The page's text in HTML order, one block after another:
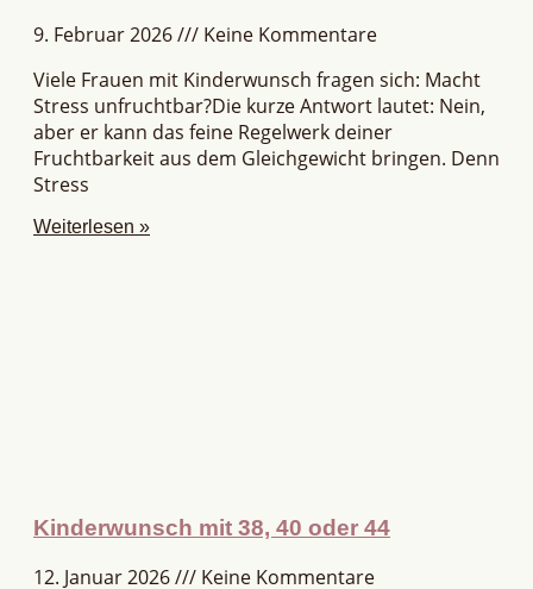
9. Februar 2026
Keine Kommentare
Viele Frauen mit Kinderwunsch fragen sich: Macht
Stress unfruchtbar?Die kurze Antwort lautet: Nein,
aber er kann das feine Regelwerk deiner
Fruchtbarkeit aus dem Gleichgewicht bringen. Denn
Stress
Weiterlesen »
Kinderwunsch mit 38, 40 oder 44
12. Januar 2026 Keine Kommentare